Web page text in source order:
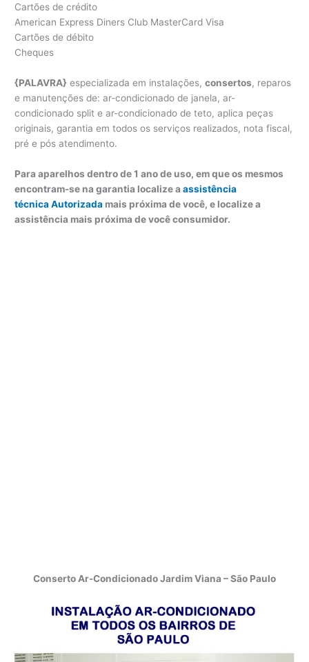
Cartões de crédito
American Express Diners Club MasterCard Visa
Cartões de débito
Cheques
{PALAVRA} especializada em instalações,consertos, reparos
e manutenções de: ar-condicionado de janela, ar-
condicionado split e ar-condicionado de teto, aplica peças
originais, garantia em todos os serviços realizados, nota fiscal,
pré e pós atendimento.
Para aparelhos dentro de 1 ano de uso, em que os mesmos
encontram-se na garantia localize aassistência
técnica Autorizada mais próxima de você, e localize a
assistência mais próxima de você consumidor.
Conserto Ar-Condicionado Jardim Viana – São Paulo